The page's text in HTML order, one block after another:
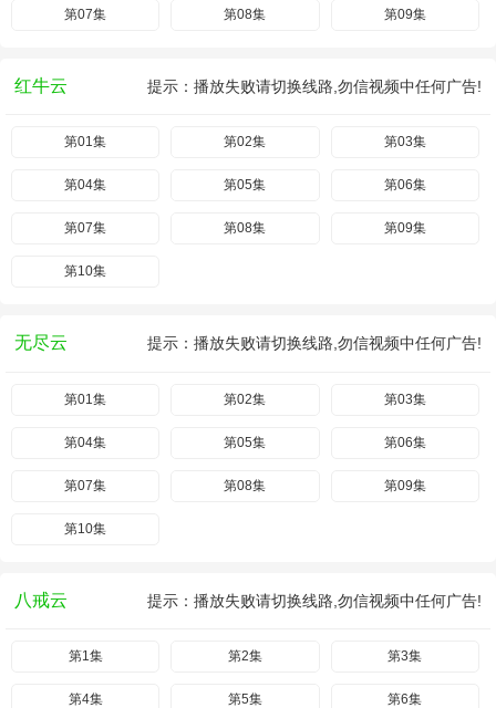
第07集 第08集 第09集
红牛云 提示：播放失败请切换线路,勿信视频中任何广告!
第01集 第02集 第03集
第04集 第05集 第06集
第07集 第08集 第09集
第10集
无尽云 提示：播放失败请切换线路,勿信视频中任何广告!
第01集 第02集 第03集
第04集 第05集 第06集
第07集 第08集 第09集
第10集
八戒云 提示：播放失败请切换线路,勿信视频中任何广告!
第1集 第2集 第3集
第4集 第5集 第6集